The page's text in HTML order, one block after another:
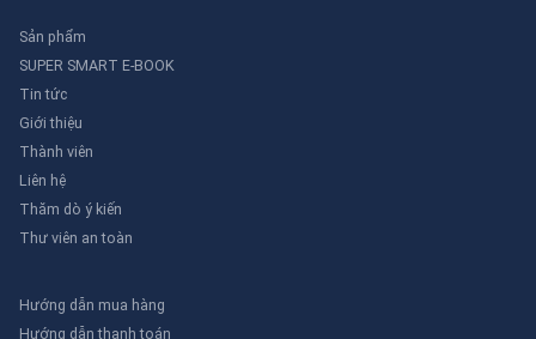
Sản phẩm
SUPER SMART E-BOOK
Tin tức
Giới thiệu
Thành viên
Liên hệ
Thăm dò ý kiến
Thư viên an toàn
Hướng dẫn mua hàng
Hướng dẫn thanh toán